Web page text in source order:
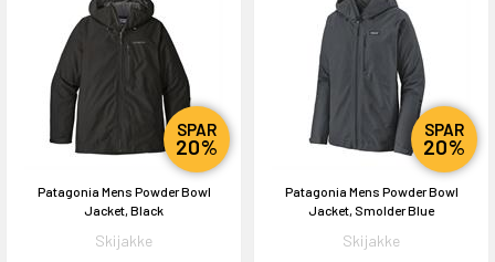
SPAR
20%
Patagonia Mens Powder Bowl
Jacket, Black
Skijakke
SPAR
20%
Patagonia Mens Powder Bowl
Jacket, Smolder Blue
Skijakke